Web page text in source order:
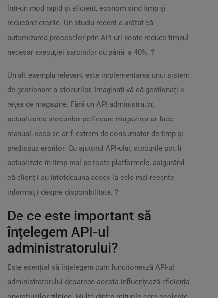
într-un mod rapid și eficient, economisind timp și
reducând erorile. Un studiu recent a arătat că
automizarea proceselor prin API-uri poate reduce timpul
necesar execuției sarcinilor cu până la 40%. ?
Un alt exemplu relevant este implementarea unui sistem
de gestionare a stocurilor. Imaginați-vă că gestionați o
rețea de magazine. Fără un API administrator,
actualizarea stocurilor pe fiecare magazin s-ar face
manual, ceea ce ar fi extrem de consumator de timp și
predispus erorilor. Cu ajutorul API-ului, stocurile pot fi
actualizate în timp real pe toate platformele, asigurând
că clienții au întotdeauna acces la cele mai recente
informații despre disponibilitate. ?
De ce este important să
înțelegem API-ul
administratorului?
Este esențial să înțelegem cum funcționează API-ul
administratorului deoarece acesta influențează eficiența